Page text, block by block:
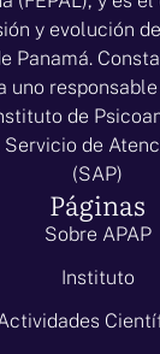
y evolución
Panamá.
uno
de
de
(SAP)
Páginas
Sobre APAP
Instituto